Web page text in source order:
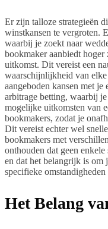
Er zijn talloze strategieën
winstkansen te vergroten.
waarbij je zoekt naar
bookmaker aanbiedt
uitkomst. Dit vereist een
waarschijnlijkheid van
aangeboden kansen met je
arbitrage betting, waarbij
mogelijke uitkomsten van
bookmakers, zodat je
Dit vereist echter wel
bookmakers met
onthouden dat geen enkele
en dat het belangrijk is om
specifieke
Het Belang